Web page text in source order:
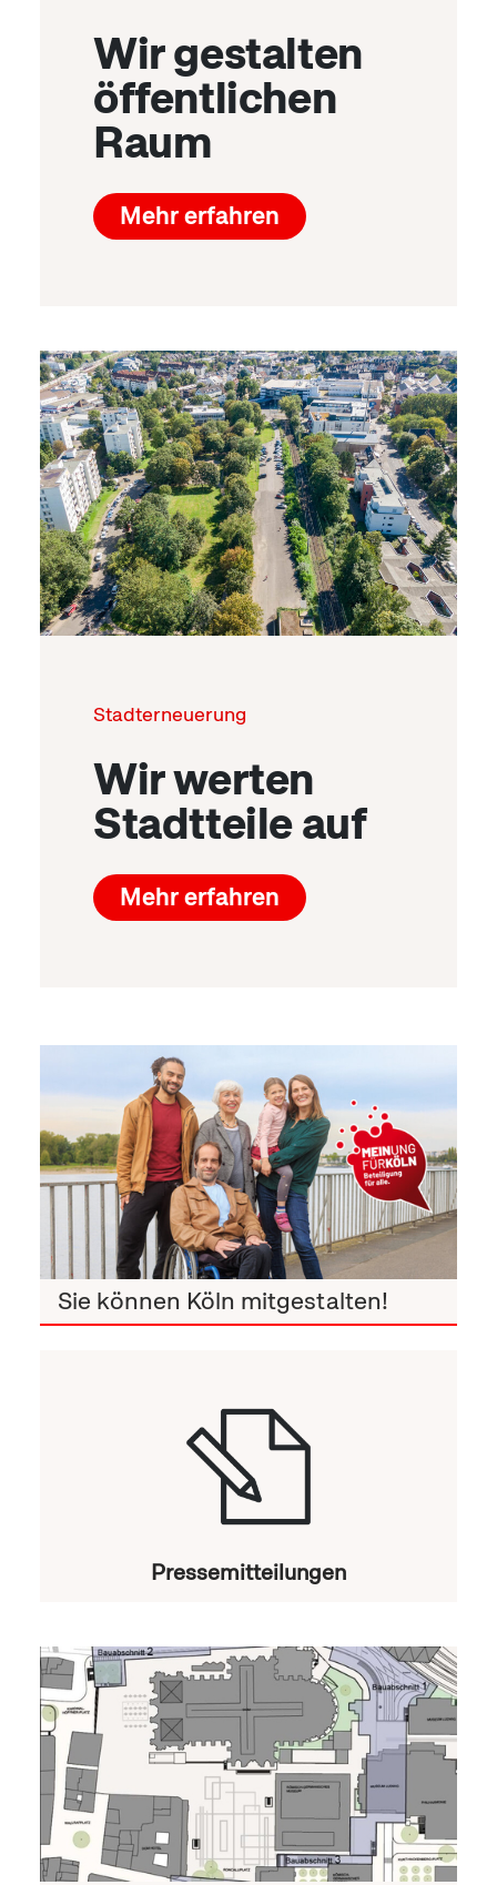
Wir gestalten
öffentlichen
Raum
Mehr erfahren
Stadterneuerung
Wir werten
Stadtteile auf
Mehr erfahren
Sie können Köln mitgestalten!
Pressemitteilungen